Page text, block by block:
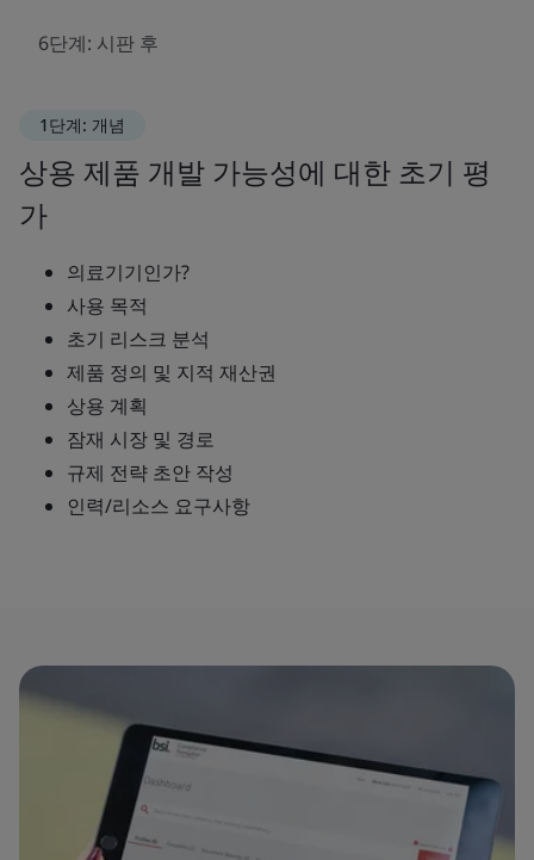
6단계: 시판 후
1단계: 개념
상용 제품 개발 가능성에 대한 초기 평
가
의료기기인가?
사용 목적
초기 리스크 분석
제품 정의 및 지적 재산권
상용 계획
잠재 시장 및 경로
규제 전략 초안 작성
인력/리소스 요구사항